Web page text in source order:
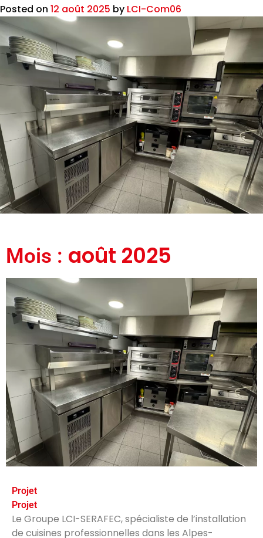
Posted on 12 août 2025 by LCI-Com06
Mois : août 2025
Projet
Projet
Le Groupe LCI-SERAFEC, spécialiste de l’installation
de cuisines professionnelles dans les Alpes-